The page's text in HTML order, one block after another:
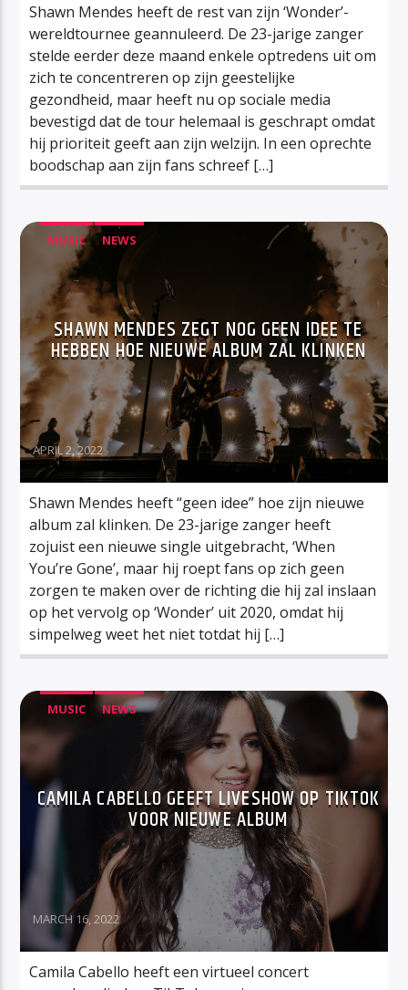
Shawn Mendes heeft de rest van zijn ‘Wonder’-
wereldtournee geannuleerd. De 23-jarige zanger
stelde eerder deze maand enkele optredens uit om
zich te concentreren op zijn geestelijke
gezondheid, maar heeft nu op sociale media
bevestigd dat de tour helemaal is geschrapt omdat
hij prioriteit geeft aan zijn welzijn. In een oprechte
boodschap aan zijn fans schreef […]
MUSIC NEWS
SHAWN MENDES ZEGT NOG GEEN IDEE TE
HEBBEN HOE NIEUWE ALBUM ZAL KLINKEN
APRIL 2, 2022
Shawn Mendes heeft “geen idee” hoe zijn nieuwe
album zal klinken. De 23-jarige zanger heeft
zojuist een nieuwe single uitgebracht, ‘When
You’re Gone’, maar hij roept fans op zich geen
zorgen te maken over de richting die hij zal inslaan
op het vervolg op ‘Wonder’ uit 2020, omdat hij
simpelweg weet het niet totdat hij […]
MUSIC NEWS
CAMILA CABELLO GEEFT LIVESHOW OP TIKTOK
VOOR NIEUWE ALBUM
MARCH 16, 2022
Camila Cabello heeft een virtueel concert